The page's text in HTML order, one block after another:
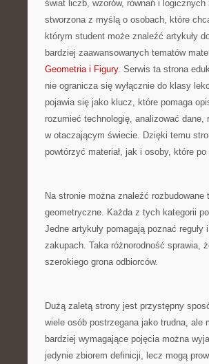
świat liczb, wzorów, równań i
stworzona z myślą o osobach, które
którym student może znaleźć artykuły
bardziej zaawansowanych tematów
Geometria i Figury. Serwis ta strona
nie ogranicza się wyłącznie do klasy
pojawia się jako klucz, które pomaga
rozumieć technologię, analizować
w otaczającym świecie. Dzięki temu
powtórzyć materiał, jak i osoby, które po
Na stronie można znaleźć
geometryczne. Każda z tych kategorii
Jedne artykuły pomagają poznać
zakupach. Taka różnorodność sprawia,
szerokiego grona odbiorców.
Dużą zaletą strony jest przystępny
wiele osób postrzegana jako trudna, ale
bardziej wymagające pojęcia można
jedynie zbiorem definicji, lecz mogą